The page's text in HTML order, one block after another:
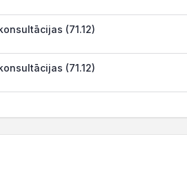
(71.12)
(71.12)